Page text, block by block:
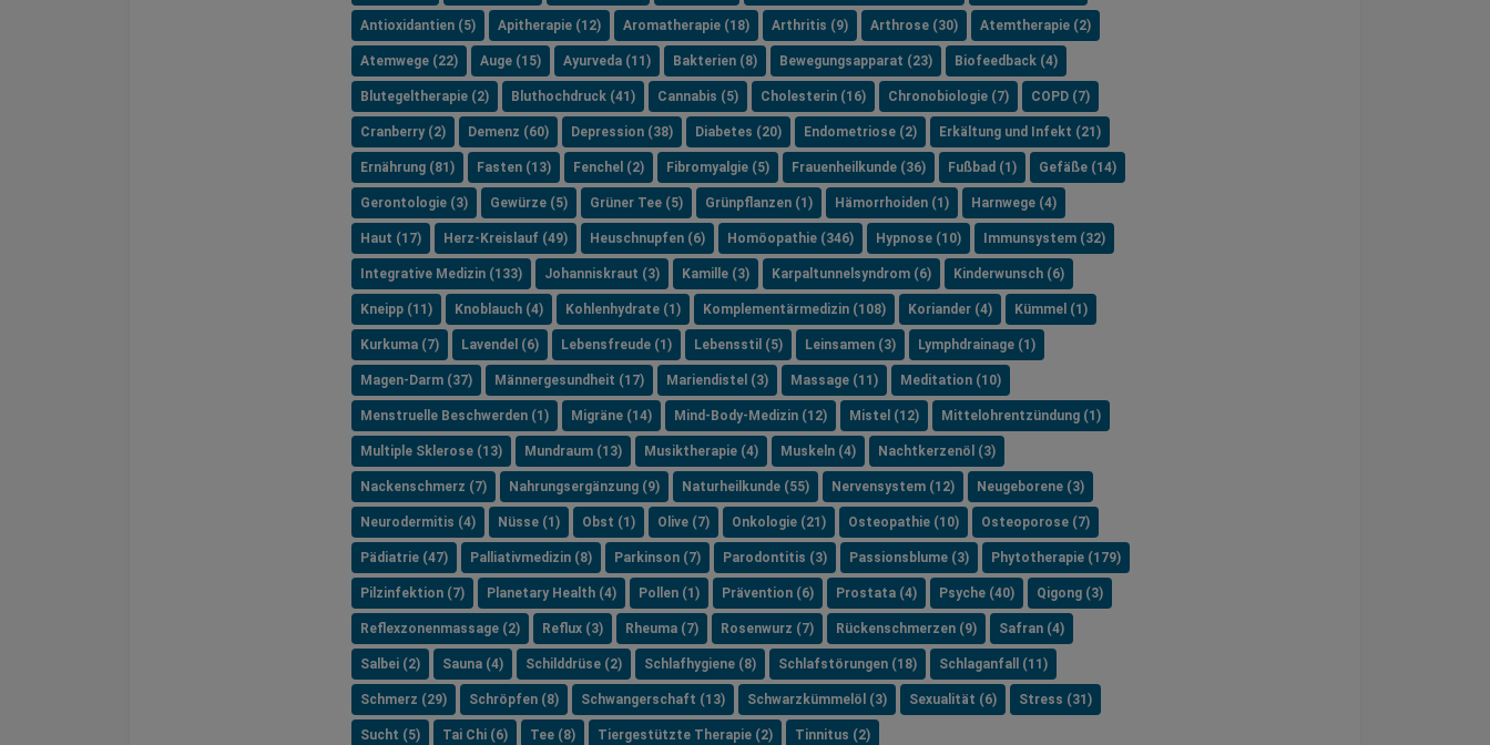
Antioxidantien (5) Apitherapie (12) Aromatherapie (18) Arthritis (9) Arthrose (30) Atemtherapie (2)
Atemwege (22) Auge (15) Ayurveda (11) Bakterien (8) Bewegungsapparat (23) Biofeedback (4)
Blutegeltherapie (2) Bluthochdruck (41) Cannabis (5) Cholesterin (16) Chronobiologie (7) COPD (7)
Cranberry (2) Demenz (60) Depression (38) Diabetes (20) Endometriose (2) Erkältung und Infekt (21)
Ernährung (81) Fasten (13) Fenchel (2) Fibromyalgie (5) Frauenheilkunde (36) Fußbad (1) Gefäße (14)
Gerontologie (3) Gewürze (5) Grüner Tee (5) Grünpflanzen (1) Hämorrhoiden (1) Harnwege (4)
Haut (17) Herz-Kreislauf (49) Heuschnupfen (6) Homöopathie (346) Hypnose (10) Immunsystem (32)
Integrative Medizin (133) Johanniskraut (3) Kamille (3) Karpaltunnelsyndrom (6) Kinderwunsch (6)
Kneipp (11) Knoblauch (4) Kohlenhydrate (1) Komplementärmedizin (108) Koriander (4) Kümmel (1)
Kurkuma (7) Lavendel (6) Lebensfreude (1) Lebensstil (5) Leinsamen (3) Lymphdrainage (1)
Magen-Darm (37) Männergesundheit (17) Mariendistel (3) Massage (11) Meditation (10)
Menstruelle Beschwerden (1) Migräne (14) Mind-Body-Medizin (12) Mistel (12) Mittelohrentzündung (1)
Multiple Sklerose (13) Mundraum (13) Musiktherapie (4) Muskeln (4) Nachtkerzenöl (3)
Nackenschmerz (7) Nahrungsergänzung (9) Naturheilkunde (55) Nervensystem (12) Neugeborene (3)
Neurodermitis (4) Nüsse (1) Obst (1) Olive (7) Onkologie (21) Osteopathie (10) Osteoporose (7)
Pädiatrie (47) Palliativmedizin (8) Parkinson (7) Parodontitis (3) Passionsblume (3) Phytotherapie (179)
Pilzinfektion (7) Planetary Health (4) Pollen (1) Prävention (6) Prostata (4) Psyche (40) Qigong (3)
Reflexzonenmassage (2) Reflux (3) Rheuma (7) Rosenwurz (7) Rückenschmerzen (9) Safran (4)
Salbei (2) Sauna (4) Schilddrüse (2) Schlafhygiene (8) Schlafstörungen (18) Schlaganfall (11)
Schmerz (29) Schröpfen (8) Schwangerschaft (13) Schwarzkümmelöl (3) Sexualität (6) Stress (31)
Sucht (5) Tai Chi (6) Tee (8) Tiergestützte Therapie (2) Tinnitus (2)